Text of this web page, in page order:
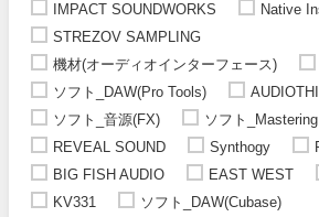
IMPACT SOUNDWORKS
Native
STREZOV SAMPLING
機材(オーディオインターフェース)
ソフト_DAW(Pro Tools)
ソフト_音源(FX)
ソフト_Mastering
REVEAL SOUND
Synthogy
BIG FISH AUDIO
EAST WEST
KV331
ソフト_DAW(Cubase)